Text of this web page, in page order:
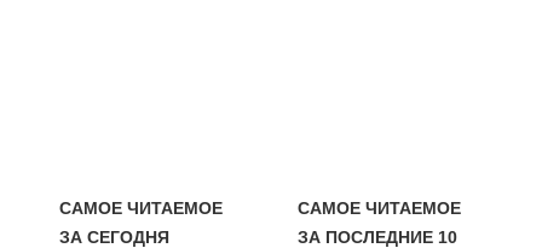
САМОЕ ЧИТАЕМОЕ
ЗА СЕГОДНЯ
САМОЕ ЧИТАЕМОЕ
ЗА ПОСЛЕДНИЕ 10